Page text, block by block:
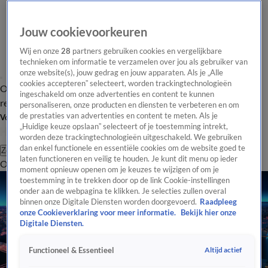
Overzicht Laatste nieuws Regionieuws Het beste van Hart
Tip de
redactie
Volg Hart van Nederland
Zoeken
OverzichtRegioUitzendingenWeerTip de redactiePanelVideo's
Jouw cookievoorkeuren
Wij en onze28 partners gebruiken cookies en vergelijkbare
technieken om informatie te verzamelen over jou als gebruiker van
onze website(s), jouw gedrag en jouw apparaten. Als je „Alle
cookies accepteren” selecteert, worden trackingtechnologieën
ingeschakeld om onze advertenties en content te kunnen
personaliseren, onze producten en diensten te verbeteren en om
de prestaties van advertenties en content te meten. Als je
„Huidige keuze opslaan” selecteert of je toestemming intrekt,
worden deze trackingtechnologieën uitgeschakeld. We gebruiken
dan enkel functionele en essentiële cookies om de website goed te
laten functioneren en veilig te houden. Je kunt dit menu op ieder
moment opnieuw openen om je keuzes te wijzigen of om je
toestemming in te trekken door op de link Cookie-instellingen
onder aan de webpagina te klikken. Je selecties zullen overal
binnen onze Digitale Diensten worden doorgevoerd. Raadpleeg
onze Cookieverklaring voor meer informatie.
Bekijk hier onze
Digitale Diensten.
Functioneel & Essentieel Altijd actief